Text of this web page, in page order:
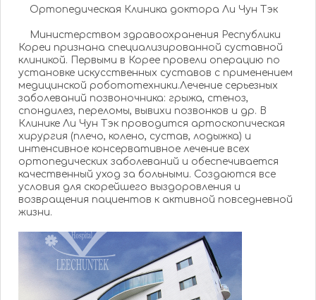
Ортопедическая Клиника доктора Ли Чун Тэк
Министерством здравоохранения Республики
Кореи признана специализированной суставной
клиникой. Первыми в Корее провели операцию по
установке искусственных суставов с применением
медицинской робототехники.Лечение серьезных
заболеваний позвоночника: грыжа, стеноз,
спондилез, переломы, вывихи позвонков и др. В
Клинике Ли Чун Тэк проводится артоскопическая
хирургия (плечо, колено, сустав, лодыжка) и
интенсивное консервативное лечение всех
ортопедических заболеваний и обеспечивается
качественный уход за больными. Создаются все
условия для скорейшего выздоровления и
возвращения пациентов к активной повседневной
жизни.